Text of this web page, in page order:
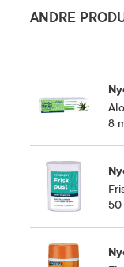
ANDRE
8
50